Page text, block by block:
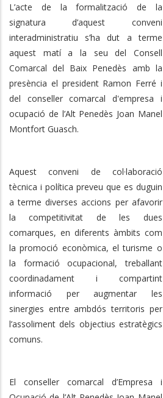
L’acte de la formalització de la
signatura d’aquest conveni
interadministratiu s’ha dut a terme
aquest matí a la seu del Consell
Comarcal del Baix Penedès amb la
presència el president Ramon Ferré i
del conseller comarcal d'empresa i
ocupació de l’Alt Penedès Joan Manel
Montfort Guasch.
Aquest conveni de col·laboració
tècnica i política preveu que es duguin
a terme diverses accions per afavorir
la competitivitat de les dues
comarques, en diferents àmbits com
la promoció econòmica, el turisme o
la formació ocupacional, treballant
coordinadament i compartint
informació per augmentar les
sinergies entre ambdós territoris per
l’assoliment dels objectius estratègics
comuns.
El conseller comarcal d’Empresa i